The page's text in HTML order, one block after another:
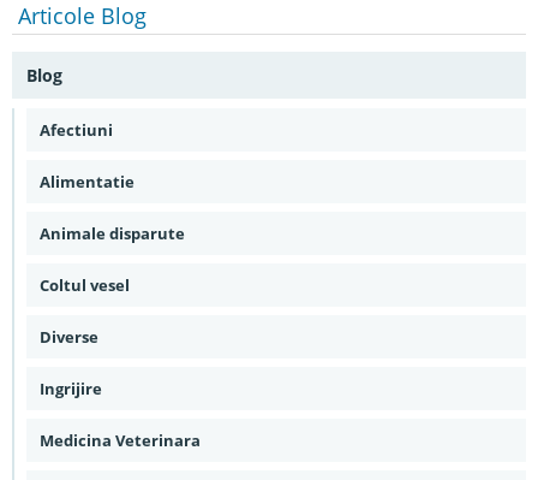
Articole Blog
Blog
Afectiuni
Alimentatie
Animale disparute
Coltul vesel
Diverse
Ingrijire
Medicina Veterinara